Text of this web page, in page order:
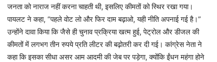
जनता को नाराज नहीं करना चाहती थी, इसलिए कीमतों को स्थिर रखा गया।
पायलट ने कहा, “पहले वोट लो और फिर दाम बढ़ाओ, यही नीति अपनाई गई है।”
उन्होंने दावा किया कि जैसे ही चुनाव प्रक्रिया खत्म हुई, पेट्रोल और डीजल की
कीमतों में लगभग तीन रुपये प्रति लीटर की बढ़ोतरी कर दी गई। कांग्रेस नेता ने
कहा कि इसका सीधा असर आम आदमी की जेब पर पड़ेगा, क्योंकि ईंधन महंगा होने